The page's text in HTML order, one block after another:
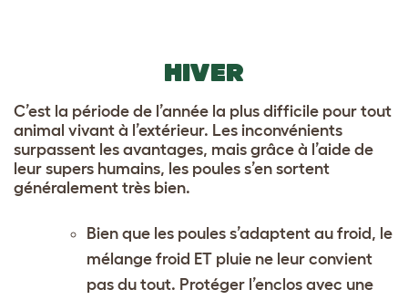
HIVER
C’est la période de l’année la plus difficile pour tout
animal vivant à l’extérieur. Les inconvénients
surpassent les avantages, mais grâce à l’aide de
leur supers humains, les poules s’en sortent
généralement très bien.
Bien que les poules s’adaptent au froid, le
mélange froid ET pluie ne leur convient
pas du tout. Protéger l’enclos avec une